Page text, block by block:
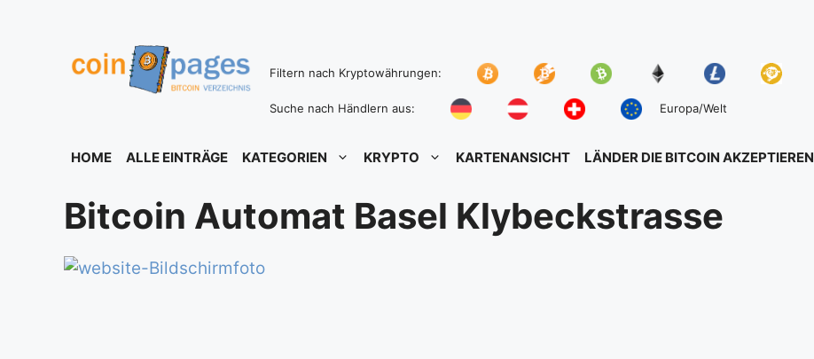
Filtern nach Kryptowährungen:
Suche nach Händlern aus: Europa/Welt
HOME ALLE EINTRÄGE KATEGORIEN KRYPTO KARTENANSICHT LÄNDER DIE BITCOIN AKZEPTIEREN
Bitcoin Automat Basel Klybeckstrasse